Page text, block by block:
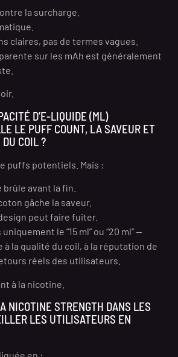
la surcharge.
claires, pas de termes vagues.
sur les mAh est généralement
D’E-LIQUIDE (ML)
LE PUFF COUNT, LA SAVEUR ET
COIL ?
puffs potentiels. Mais :
brûle avant la fin.
gâche la saveur.
peut faire fuiter.
le “15 ml” ou “20 ml” —
à la qualité du coil, à la réputation de
réels des utilisateurs.
à la nicotine.
NICOTINE STRENGTH DANS LES
LES UTILISATEURS EN